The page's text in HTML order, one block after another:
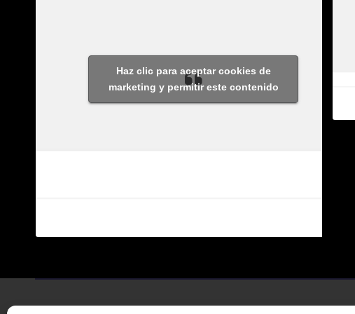
Haz clic para aceptar cookies de
marketing y permitir este contenido